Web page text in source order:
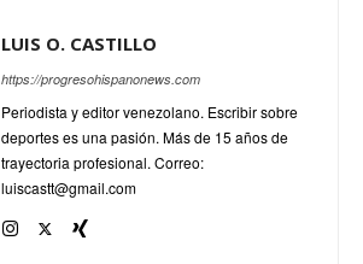
LUIS O. CASTILLO
https://progresohispanonews.com
Periodista y editor venezolano. Escribir sobre
deportes es una pasión. Más de 15 años de
trayectoria profesional. Correo:
luiscastt@gmail.com